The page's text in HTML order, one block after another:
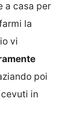
a casa per
la
vi
poi
in